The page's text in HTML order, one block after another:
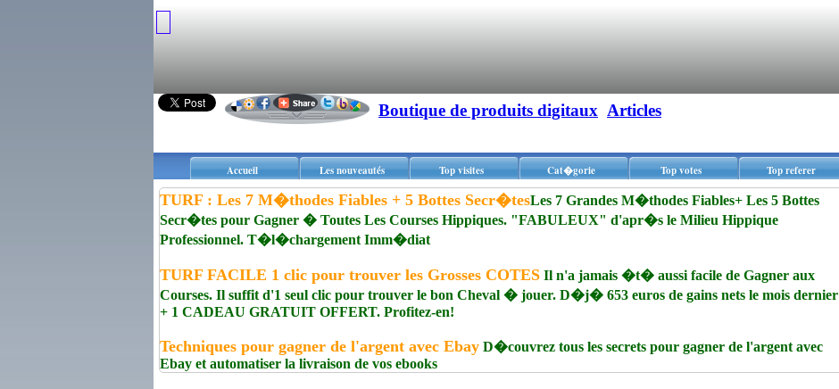
Boutique de produits digitaux Articles
Accueil Les nouveautés Top visites Cat�gorie Top votes Top referer
TURF : Les 7 M�thodes Fiables + 5 Bottes Secr�tesLes 7 Grandes M�thodes Fiables+ Les 5 Bottes
Secr�tes pour Gagner � Toutes Les Courses Hippiques. "FABULEUX" d'apr�s le Milieu Hippique
Professionnel. T�l�chargement Imm�diat
TURF FACILE 1 clic pour trouver les Grosses COTES Il n'a jamais �t� aussi facile de Gagner aux
Courses. Il suffit d'1 seul clic pour trouver le bon Cheval � jouer. D�j� 653 euros de gains nets le mois dernier
+ 1 CADEAU GRATUIT OFFERT. Profitez-en!
Techniques pour gagner de l'argent avec Ebay D�couvrez tous les secrets pour gagner de l'argent avec
Ebay et automatiser la livraison de vos ebooks